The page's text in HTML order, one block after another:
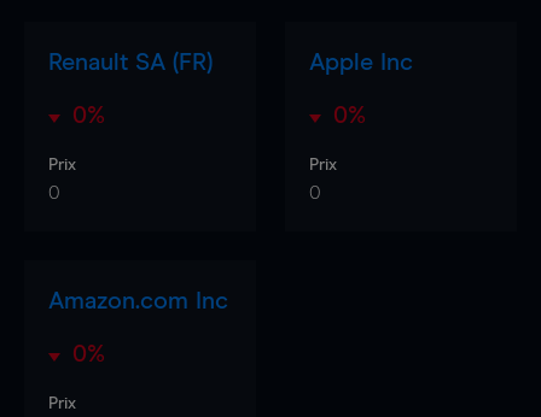
Renault SA (FR)
0%
Prix
0
Apple Inc
0%
Prix
0
Amazon.com Inc
0%
Prix